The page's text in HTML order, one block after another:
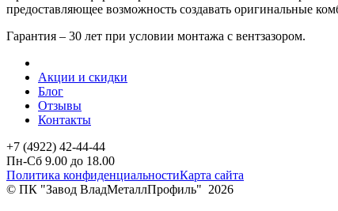
предоставляющее возможность создавать оригинальные
Гарантия – 30 лет при условии монтажа с вентзазором.
Акции и скидки
Блог
Отзывы
Контакты
+7 (4922) 42-44-44
Пн-Сб 9.00 до 18.00
Политика конфиденциальностиКарта сайта
© ПК "Завод ВладМеталлПрофиль" 2026